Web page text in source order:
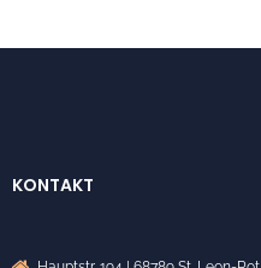
KONTAKT